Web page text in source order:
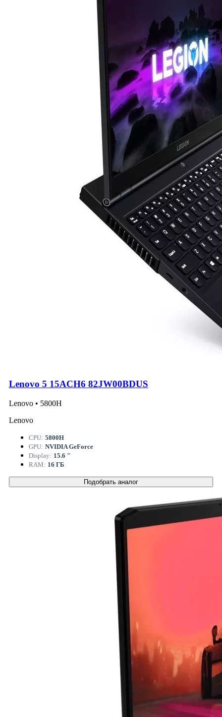
Lenovo 5 15ACH6 82JW00BDUS
Lenovo • 5800H
Lenovo
CPU: 5800H
GPU: NVIDIA GeForce
Display: 15.6 "
RAM: 16 ГБ
Подобрать аналог